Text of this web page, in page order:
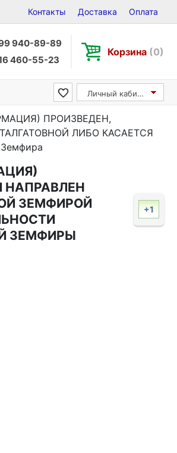
Контакты Доставка Оплата
940-89-89
460-55-23
Корзина (0)
Личный кабинет
ПРОИЗВЕДЕН,
ЛИБО КАСАЕТСЯ
НАПРАВЛЕН
ЗЕМФИРОЙ
ЗЕМФИРЫ
+1